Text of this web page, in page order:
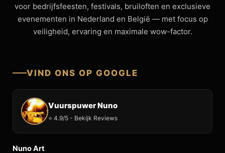
voor bedrijfsfeesten, festivals, bruiloften en exclusieve
evenementen in Nederland en België — met focus op
veiligheid, ervaring en maximale wow-factor.
VIND ONS OP GOOGLE
Vuurspuwer Nuno
⭐ 4.9/5 - Bekijk Reviews
Nuno Art